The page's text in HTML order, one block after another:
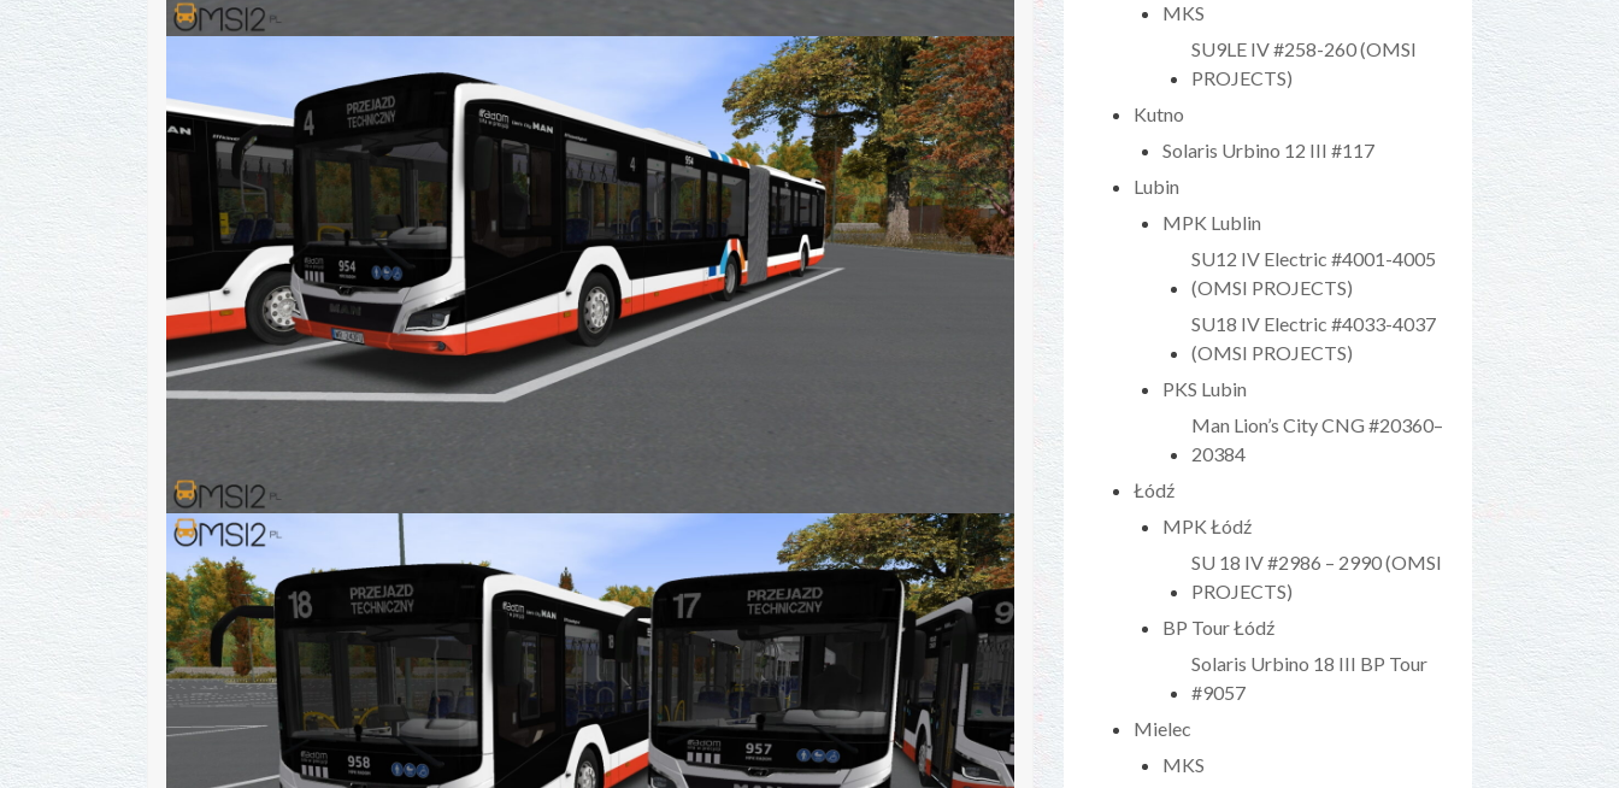
MKS
SU9LE IV #258-260 (OMSI
PROJECTS)
Kutno
Solaris Urbino 12 III #117
Lubin
MPK Lublin
SU12 IV Electric #4001-4005
(OMSI PROJECTS)
SU18 IV Electric #4033-4037
(OMSI PROJECTS)
PKS Lubin
Man Lion’s City CNG #20360–
20384
Łódź
MPK Łódź
SU 18 IV #2986 – 2990 (OMSI
PROJECTS)
BP Tour Łódź
Solaris Urbino 18 III BP Tour
#9057
Mielec
MKS